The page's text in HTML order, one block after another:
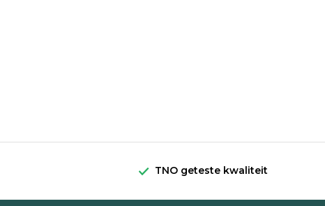
TNO geteste kwaliteit